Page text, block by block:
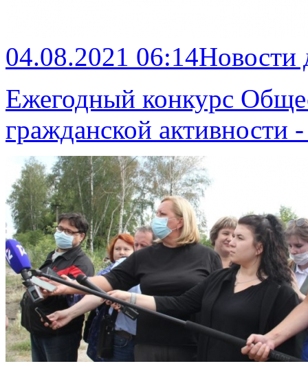
04.08.2021 06:14
Ежегодный конкурс
гражданской